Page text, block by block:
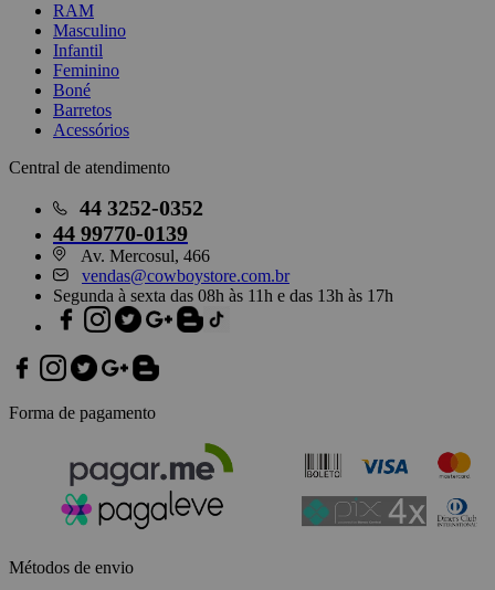
RAM
Masculino
Infantil
Feminino
Boné
Barretos
Acessórios
Central de atendimento
44 3252-0352
44 99770-0139
Av. Mercosul, 466
vendas@cowboystore.com.br
Segunda à sexta das 08h às 11h e das 13h às 17h
Forma de pagamento
Métodos de envio